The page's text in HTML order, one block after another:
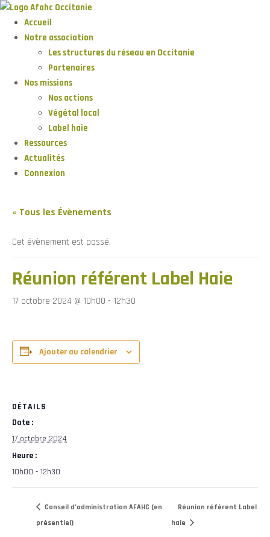
Accueil
Notre association
Les structures du réseau en Occitanie
Partenaires
Nos missions
Nos actions
Végétal local
Label haie
Ressources
Actualités
Connexion
« Tous les Évènements
Cet évènement est passé.
Réunion référent Label Haie
17 octobre 2024 @ 10h00 - 12h30
Ajouter au calendrier
DÉTAILS
Date :
17 octobre 2024
Heure :
10h00 - 12h30
Conseil d’administration AFAHC (en
présentiel)
Réunion référent Label
haie